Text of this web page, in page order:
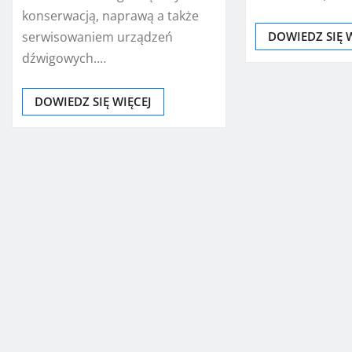
konserwacją, naprawą a także
serwisowaniem urządzeń
dźwigowych.…
DOWIEDZ SIĘ WIĘCEJ
DOWIEDZ SIĘ